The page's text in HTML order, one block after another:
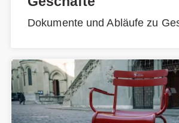
Dokumente und Abläufe zu